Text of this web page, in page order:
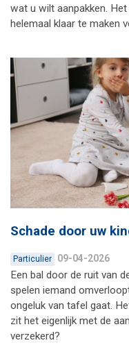
wat u wilt aanpakken.
helemaal klaar te maken
Schade door uw
Particulier 09-04-2026
Een bal door de ruit van
spelen iemand
ongeluk van tafel gaat.
zit het eigenlijk met de
verzekerd?